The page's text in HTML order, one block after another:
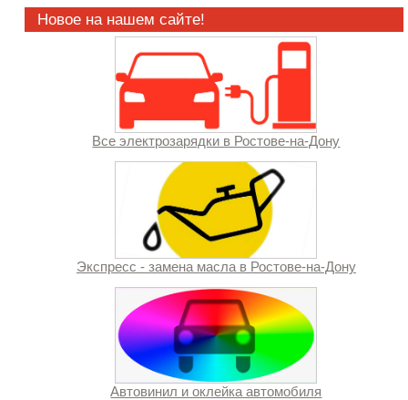
Новое на нашем сайте!
Все электрозарядки в Ростове-на-Дону
Экспресс - замена масла в Ростове-на-Дону
Автовинил и оклейка автомобиля